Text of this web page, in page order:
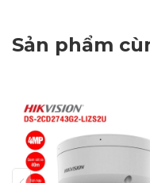
Sản phẩm